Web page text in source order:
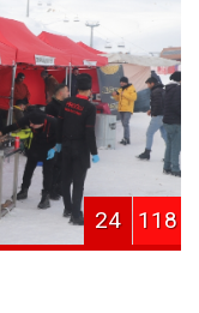
24 118